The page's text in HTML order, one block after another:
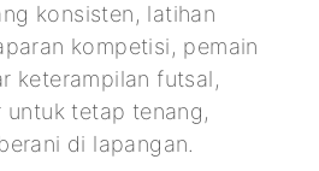
konsisten, latihan
kompetisi, pemain
keterampilan futsal,
tetap tenang,
di lapangan.